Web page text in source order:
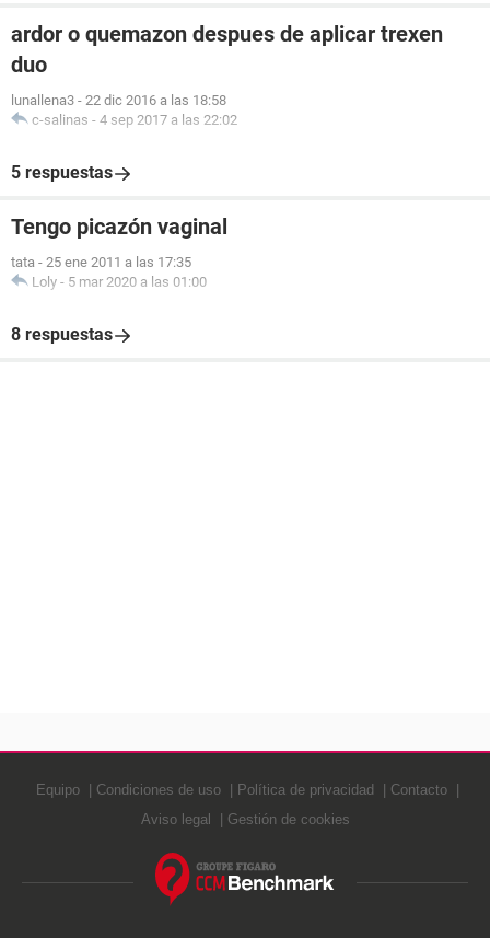
ardor o quemazon despues de aplicar trexen
duo
lunallena3 - 22 dic 2016 a las 18:58
c-salinas - 4 sep 2017 a las 22:02
5 respuestas
Tengo picazón vaginal
tata - 25 ene 2011 a las 17:35
Loly - 5 mar 2020 a las 01:00
8 respuestas
Equipo Condiciones de uso Política de privacidad
Contacto
Aviso legal
Gestión de cookies